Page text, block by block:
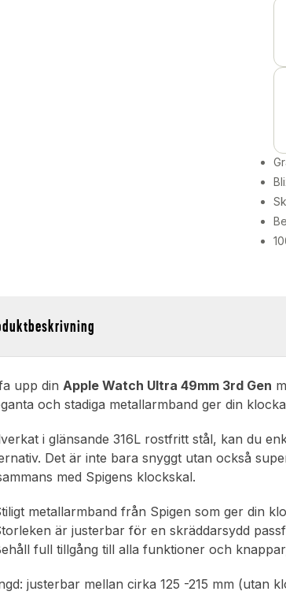
upp dinApple Watch Ultra 49mm 3rd Gen
och stadiga metallarmband ger din
i glänsande 316L rostfritt stål, kan du
Det är inte bara snyggt utan också
med Spigens klockskal.
metallarmband från Spigen som ger din
är justerbar för en skräddarsydd
full tillgång till alla funktioner och
justerbar mellan cirka 125 -215 mm (utan